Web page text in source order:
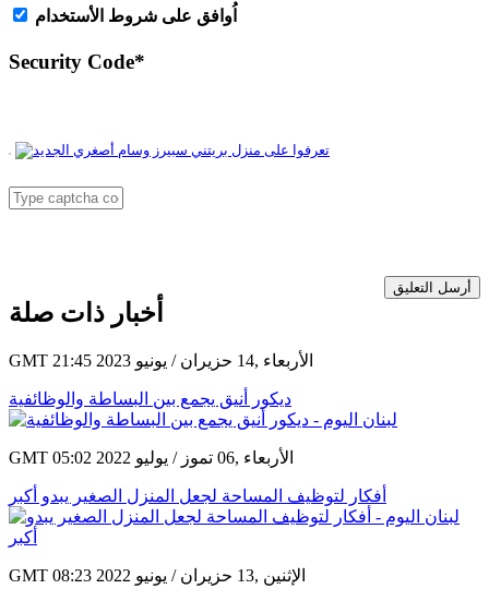
اُوافق على شروط الأستخدام
Security Code*
أرسل التعليق
أخبار ذات صلة
GMT 21:45 2023 الأربعاء ,14 حزيران / يونيو
ديكور أنيق يجمع بين البساطة والوظائفية
GMT 05:02 2022 الأربعاء ,06 تموز / يوليو
أفكار لتوظيف المساحة لجعل المنزل الصغير يبدو أكبر
GMT 08:23 2022 الإثنين ,13 حزيران / يونيو